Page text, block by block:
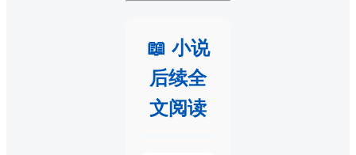
📖 小说
后续全
文阅读